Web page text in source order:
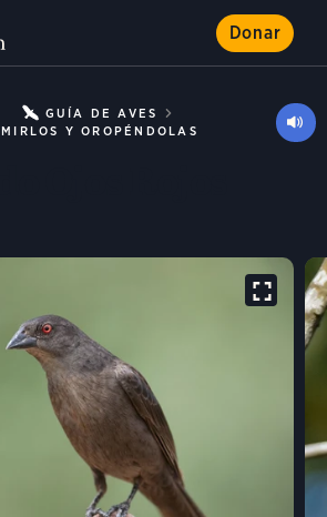
Donar
GUÍA DE AVES
MIRLOS Y OROPÉNDOLAS